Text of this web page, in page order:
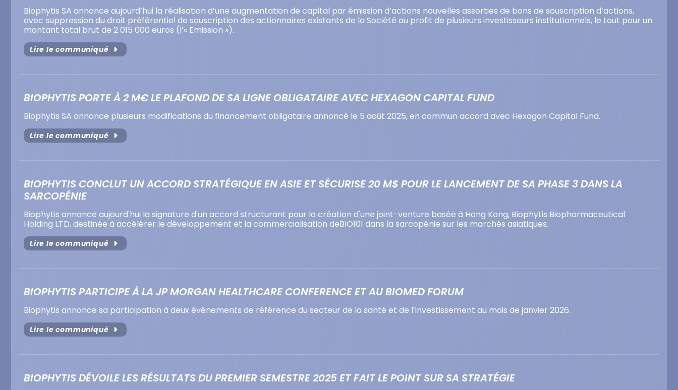
Biophytis SA annonce aujourd’hui la réalisation d’une augmentation de capital par émission d’actions nouvelles assorties de bons de souscription d’actions,
avec suppression du droit préférentiel de souscription des actionnaires existants de la Société au profit de plusieurs investisseurs institutionnels, le tout pour un
montant total brut de 2 015 000 euros (l’« Emission »).
Lire le communiqué
BIOPHYTIS PORTE À 2 M€ LE PLAFOND DE SA LIGNE OBLIGATAIRE AVEC HEXAGON CAPITAL FUND
Biophytis SA annonce plusieurs modifications du financement obligataire annoncé le 5 août 2025, en commun accord avec Hexagon Capital Fund.
Lire le communiqué
BIOPHYTIS CONCLUT UN ACCORD STRATÉGIQUE EN ASIE ET SÉCURISE 20 M$ POUR LE LANCEMENT DE SA PHASE 3 DANS LA
SARCOPÉNIE
Biophytis annonce aujourd'hui la signature d'un accord structurant pour la création d'une joint-venture basée à Hong Kong, Biophytis Biopharmaceutical
Holding LTD, destinée à accélérer le développement et la commercialisation deBIO101 dans la sarcopénie sur les marchés asiatiques.
Lire le communiqué
BIOPHYTIS PARTICIPE À LA JP MORGAN HEALTHCARE CONFERENCE ET AU BIOMED FORUM
Biophytis annonce sa participation à deux événements de référence du secteur de la santé et de l’investissement au mois de janvier 2026.
Lire le communiqué
BIOPHYTIS DÉVOILE LES RÉSULTATS DU PREMIER SEMESTRE 2025 ET FAIT LE POINT SUR SA STRATÉGIE